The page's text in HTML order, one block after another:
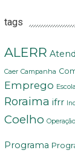
tags
ALERR
Caer Campanha
Emprego
Roraima ifrr
Coelho Operação
Programa